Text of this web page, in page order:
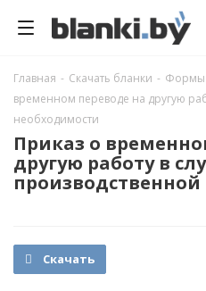
Главная - Скачать бланки - Формы
временном переводе на другую
необходимости
Приказ о
другую работу в
Скачать